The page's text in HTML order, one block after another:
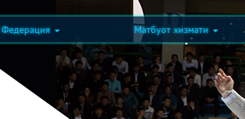
Федерация Матбуот хизмати